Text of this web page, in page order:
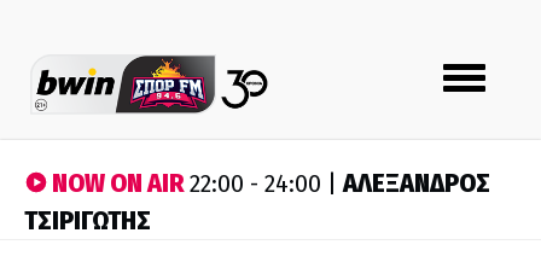
Toggle
navigation
NOW ON AIR22:00 - 24:00 |ΑΛΕΞΑΝΔΡΟΣ
ΤΣΙΡΙΓΩΤΗΣ